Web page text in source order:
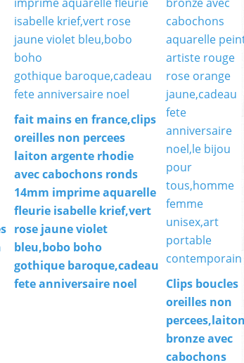
fait mains en france,clips
oreilles non percees
laiton argente rhodie
avec cabochons ronds
14mm imprime aquarelle
fleurie isabelle krief,vert
rose jaune violet
bleu,bobo boho
gothique baroque,cadeau
fete anniversaire noel
Clips boucles
oreilles non
percees,laiton
bronze avec
cabochons